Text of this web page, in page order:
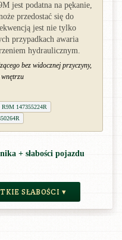
jest podatna na pękanie,
przedostać się do
jest nie tylko
przypadkach awaria
hydraulicznym.
bez widocznej przyczyny,
wnętrzu
R9M 147355224R
+ słabości pojazdu
SŁABOŚCI ▾